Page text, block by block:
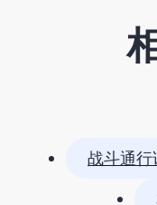
战斗通行